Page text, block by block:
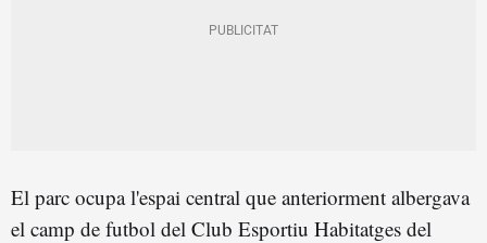
El parc ocupa l'espai central que anteriorment albergava
el camp de futbol del Club Esportiu Habitatges del